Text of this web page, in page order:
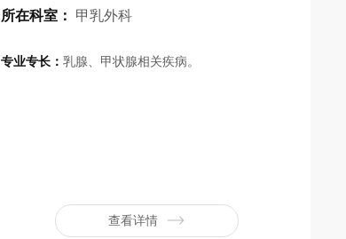
所在科室： 甲乳外科
专业专长： 乳腺、甲状腺相关疾病。
查看详情